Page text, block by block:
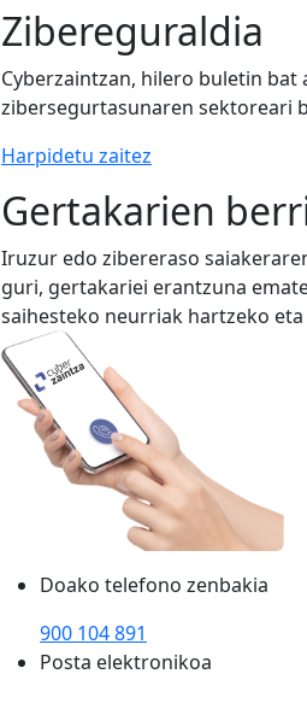
Zibereguraldia
Cyberzaintzan, hilero buletin
zibersegurtasunaren sektoreari
Harpidetu zaitez
Gertakarien
Iruzur edo zibereraso
guri, gertakariei erantzuna
saihesteko neurriak hartzeko
Doako telefono zenbakia
900 104 891
Posta elektronikoa